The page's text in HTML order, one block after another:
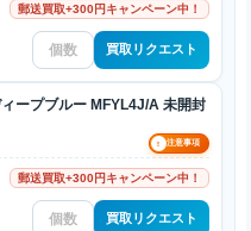
郵送買取+300円キャンペーン中！
買取リクエスト
ープブルー MFYL4J/A 未開封
! 注意事項
郵送買取+300円キャンペーン中！
買取リクエスト